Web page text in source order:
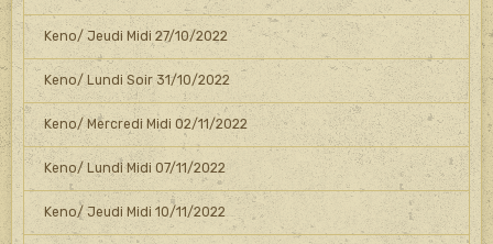
Keno/ Jeudi Midi 27/10/2022
Keno/ Lundi Soir 31/10/2022
Keno/ Mercredi Midi 02/11/2022
Keno/ Lundi Midi 07/11/2022
Keno/ Jeudi Midi 10/11/2022